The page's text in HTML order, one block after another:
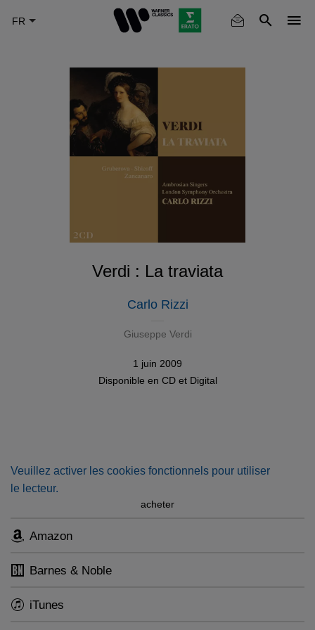
Verdi : La traviata
Carlo Rizzi
Giuseppe Verdi
1 juin 2009
Disponible en CDet Digital
Veuillez activer les cookies fonctionnels pour utiliser
le lecteur.
acheter
Amazon
Barnes & Noble
iTunes